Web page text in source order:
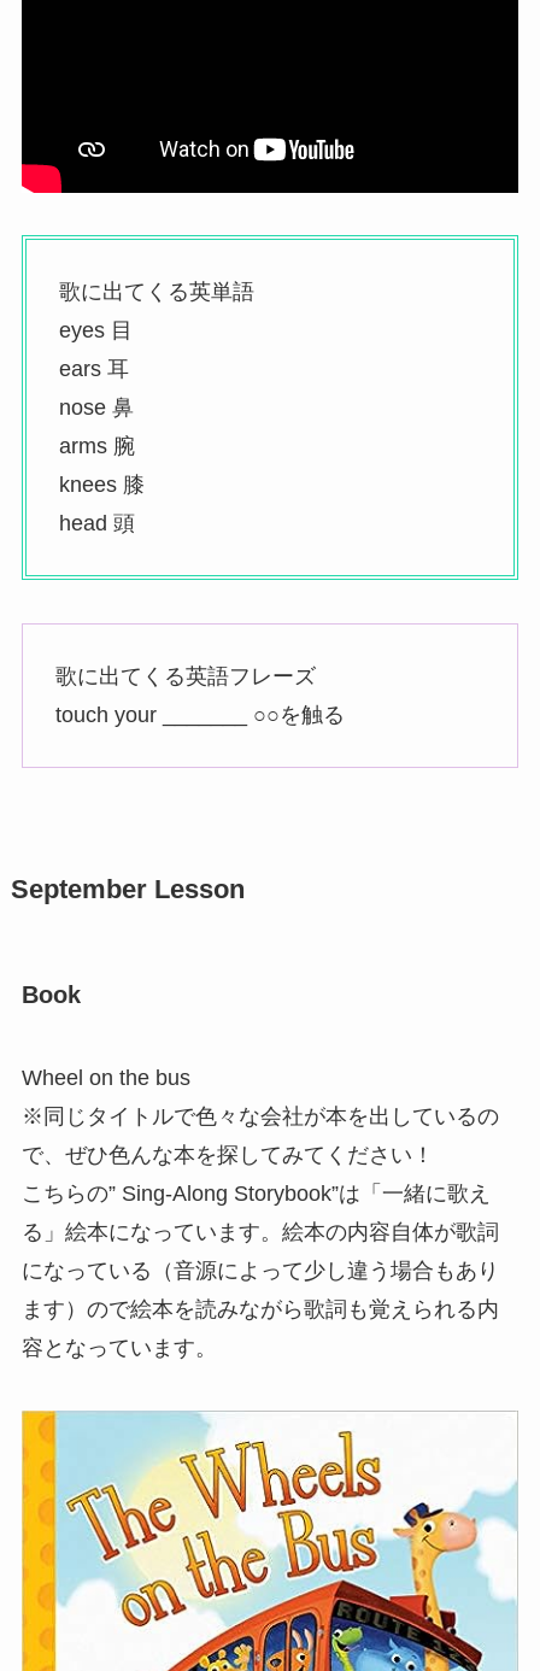
歌に出てくる英単語
eyes 目
ears 耳
nose 鼻
arms 腕
knees 膝
head 頭
歌に出てくる英語フレーズ
touch your _______ ○○を触る
September Lesson
Book
Wheel on the bus
※同じタイトルで色々な会社が本を出しているの
で、ぜひ色んな本を探してみてください！
こちらの” Sing-Along Storybook”は「一緒に歌え
る」絵本になっています。絵本の内容自体が歌詞
になっている（音源によって少し違う場合もあり
ます）ので絵本を読みながら歌詞も覚えられる内
容となっています。